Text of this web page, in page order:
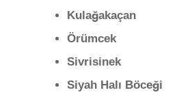
Kulağakaçan
Örümcek
Sivrisinek
Siyah Halı Böceği